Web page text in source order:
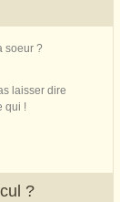
soeur ?
laisser dire
qui !
?